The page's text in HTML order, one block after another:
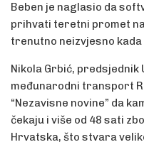
Beben je naglasio da
prihvati teretni promet
trenutno neizvjesno
Nikola Grbić,
međunarodni transport
“Nezavisne novine” da
čekaju i više od 48 sati
Hrvatska, što stvara